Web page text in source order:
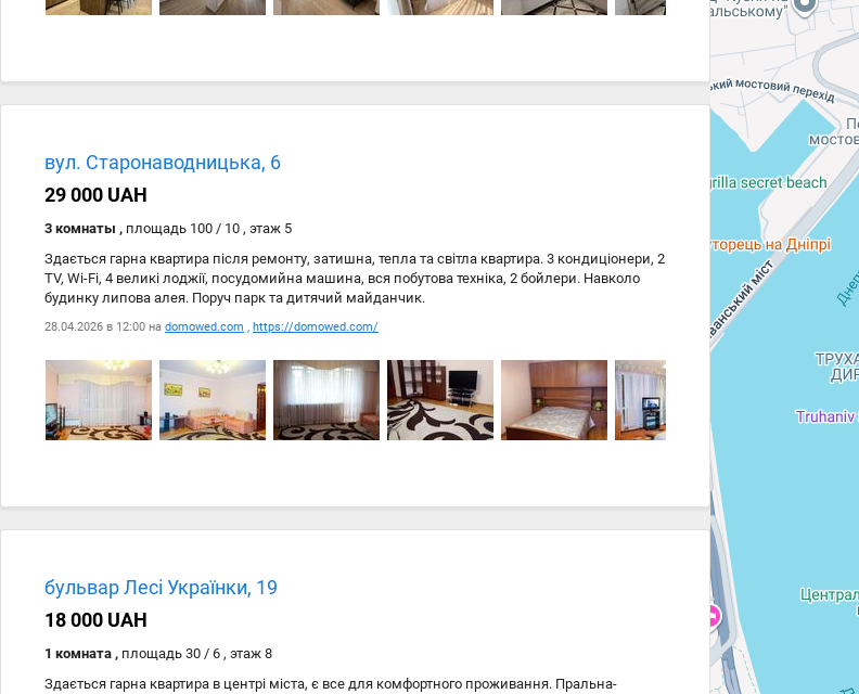
територія, доступ за картками. Паркінг: Є підземний паркінг (можливість оренди місця).
домовленістю. Телефонуйте, щоб домовитися про зустріч!
вул. Старонаводницька, 6
29 000 UAH
3 комнаты , площадь 100 / 10 , этаж 5
Здається гарна квартира після ремонту, затишна, тепла та світла квартира. 3 кондиціонери, 2
TV, Wi-Fi, 4 великі лоджії, посудомийна машина, вся побутова техніка, 2 бойлери. Навколо
будинку липова алея. Поруч парк та дитячий майданчик.
28.04.2026 в 12:00 на domowed.com , https://domowed.com/
28.04 domowed.com
28.04
бульвар Лесі Українки, 19
18 000 UAH
1 комната , площадь 30 / 6 , этаж 8
Здається гарна квартира в центрі міста, є все для комфортного проживання. Пральна-